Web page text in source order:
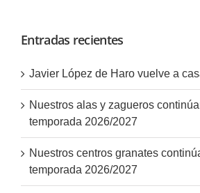
Entradas recientes
Javier López de Haro vuelve a
Nuestros alas y zagueros
temporada 2026/2027
Nuestros centros granates
temporada 2026/2027